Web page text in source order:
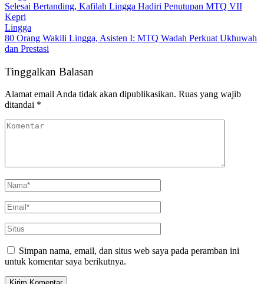
Selesai Bertanding, Kafilah Lingga Hadiri Penutupan MTQ VII
Kepri
Lingga
80 Orang Wakili Lingga, Asisten I: MTQ Wadah Perkuat Ukhuwah
dan Prestasi
Tinggalkan Balasan
Alamat email Anda tidak akan dipublikasikan. Ruas yang wajib
ditandai *
Simpan nama, email, dan situs web saya pada peramban ini
untuk komentar saya berikutnya.